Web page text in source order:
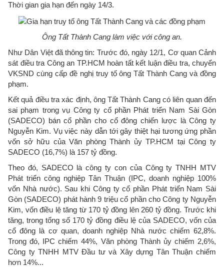
Thời gian gia hạn đến ngày 14/3.
Ông Tất Thành Cang làm việc với công an.
Như Dân Việt đã thông tin: Trước đó, ngày 12/1, Cơ quan Cảnh
sát điều tra Công an TP.HCM hoàn tất kết luận điều tra, chuyển
VKSND cùng cấp đề nghị truy tố ông Tất Thành Cang và đồng
phạm.
Kết quả điều tra xác định, ông Tất Thành Cang có liên quan đến
sai phạm trong vụ Công ty cổ phần Phát triển Nam Sài Gòn
(SADECO) bán cổ phần cho cổ đông chiến lược là Công ty
Nguyễn Kim. Vụ việc này dẫn tới gây thiệt hại tương ứng phần
vốn sở hữu của Văn phòng Thành ủy TP.HCM tại Công ty
SADECO (16,7%) là 157 tỷ đồng.
Theo đó, SADECO là công ty con của Công ty TNHH MTV
Phát triển công nghiệp Tân Thuận (IPC, doanh nghiệp 100%
vốn Nhà nước). Sau khi Công ty cổ phần Phát triển Nam Sài
Gòn (SADECO) phát hành 9 triệu cổ phần cho Công ty Nguyễn
Kim, vốn điều lệ tăng từ 170 tỷ đồng lên 260 tỷ đồng. Trước khi
tăng, trong tổng số 170 tỷ đồng điều lệ của SADECO, vốn của
cổ đông là cơ quan, doanh nghiệp Nhà nước chiếm 62,8%.
Trong đó, IPC chiếm 44%, Văn phòng Thành ủy chiếm 2,6%,
Công ty TNHH MTV Đầu tư và Xây dựng Tân Thuận chiếm
hơn 14%...